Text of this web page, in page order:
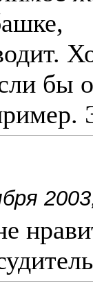
бы